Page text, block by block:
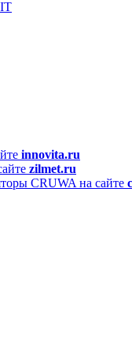
innovita.ru
zilmet.ru
CRUWA на сайте